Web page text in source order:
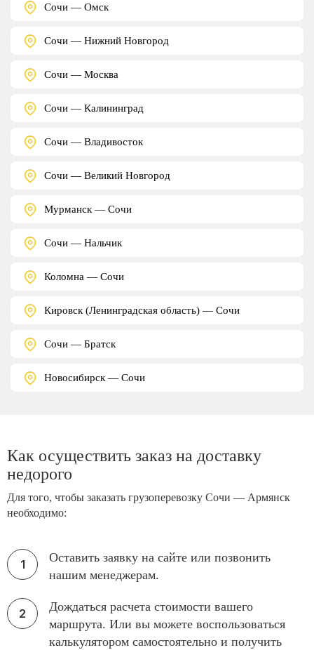
Сочи — Омск
Сочи — Нижний Новгород
Сочи — Москва
Сочи — Калининград
Сочи — Владивосток
Сочи — Великий Новгород
Мурманск — Сочи
Сочи — Нальчик
Коломна — Сочи
Кировск (Ленинградская область) — Сочи
Сочи — Братск
Новосибирск — Сочи
Как осуществить заказ на доставку
недорого
Для того, чтобы заказать грузоперевозку Сочи — Армянск
необходимо:
Оставить заявку на сайте или позвонить
нашим менеджерам.
Дождаться расчета стоимости вашего
маршрута. Или вы можете воспользоваться
калькулятором самостоятельно и получить